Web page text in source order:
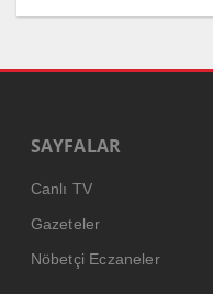
SAYFALAR
Canlı TV
Gazeteler
Nöbetçi Eczaneler